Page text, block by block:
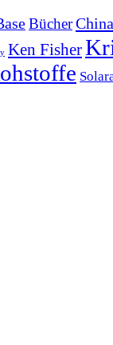
BücherChina
Ken Fisher